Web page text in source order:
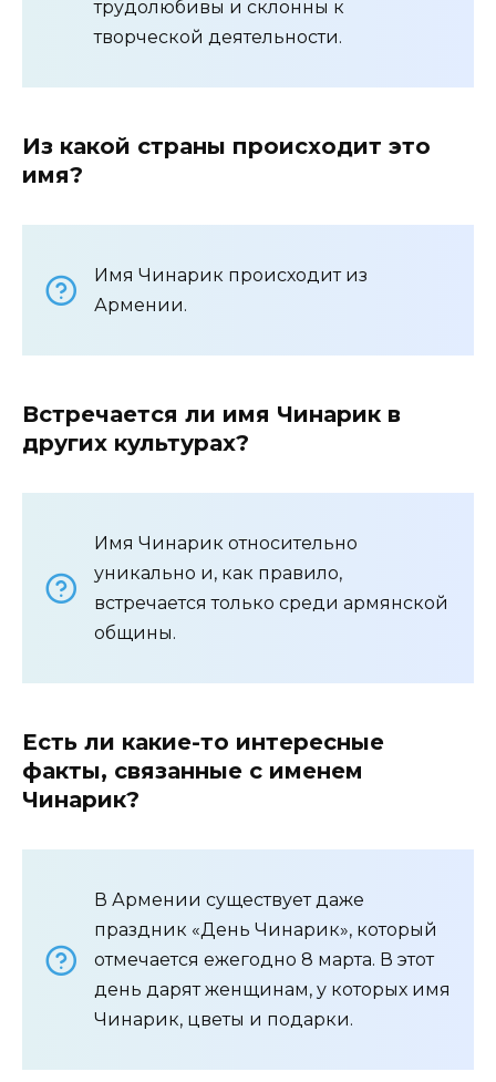
трудолюбивы и склонны к
творческой деятельности.
Из какой страны происходит это
имя?
Имя Чинарик происходит из
Армении.
Встречается ли имя Чинарик в
других культурах?
Имя Чинарик относительно
уникально и, как правило,
встречается только среди армянской
общины.
Есть ли какие-то интересные
факты, связанные с именем
Чинарик?
В Армении существует даже
праздник «День Чинарик», который
отмечается ежегодно 8 марта. В этот
день дарят женщинам, у которых имя
Чинарик, цветы и подарки.